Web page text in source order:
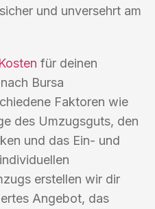
und unversehrt am
Kosten für deinen
Bursa
Faktoren wie
des Umzugsguts, den
und das Ein- und
erstellen wir dir
Angebot, das